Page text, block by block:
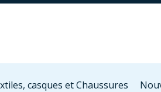
casques et Chaussures